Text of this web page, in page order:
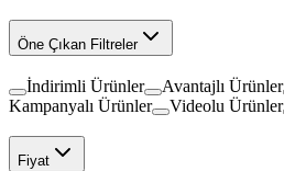
Öne Çıkan Filtreler
İndirimli Ürünler Avantajlı Ürünler
Kampanyalı Ürünler
Videolu Ürünler
Fiyat